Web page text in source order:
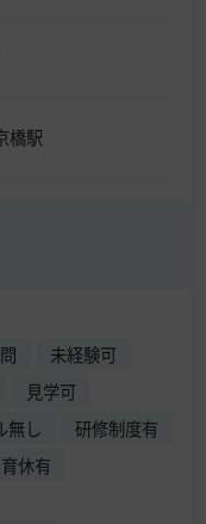
橋駅
未経験可
見学可
無し
研修制度有
育休有